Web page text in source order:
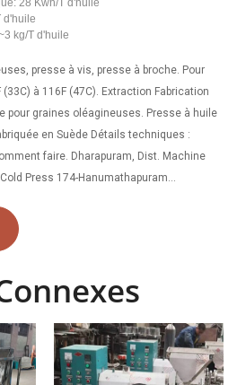
28 Kwh/T d'huile
d'huile
kg/T d'huile
presse à vis, presse à broche. Pour
à 116F (47C). Extraction Fabrication
pour graines oléagineuses. Presse à huile
en Suède Détails techniques :
faire. Dharapuram, Dist. Machine
Press 174-Hanumathapuram
vérifié TrustSEAL +91-8047012561